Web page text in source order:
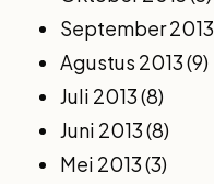
September 2013
Agustus 2013(9)
Juli 2013(8)
Juni 2013(8)
Mei 2013(3)